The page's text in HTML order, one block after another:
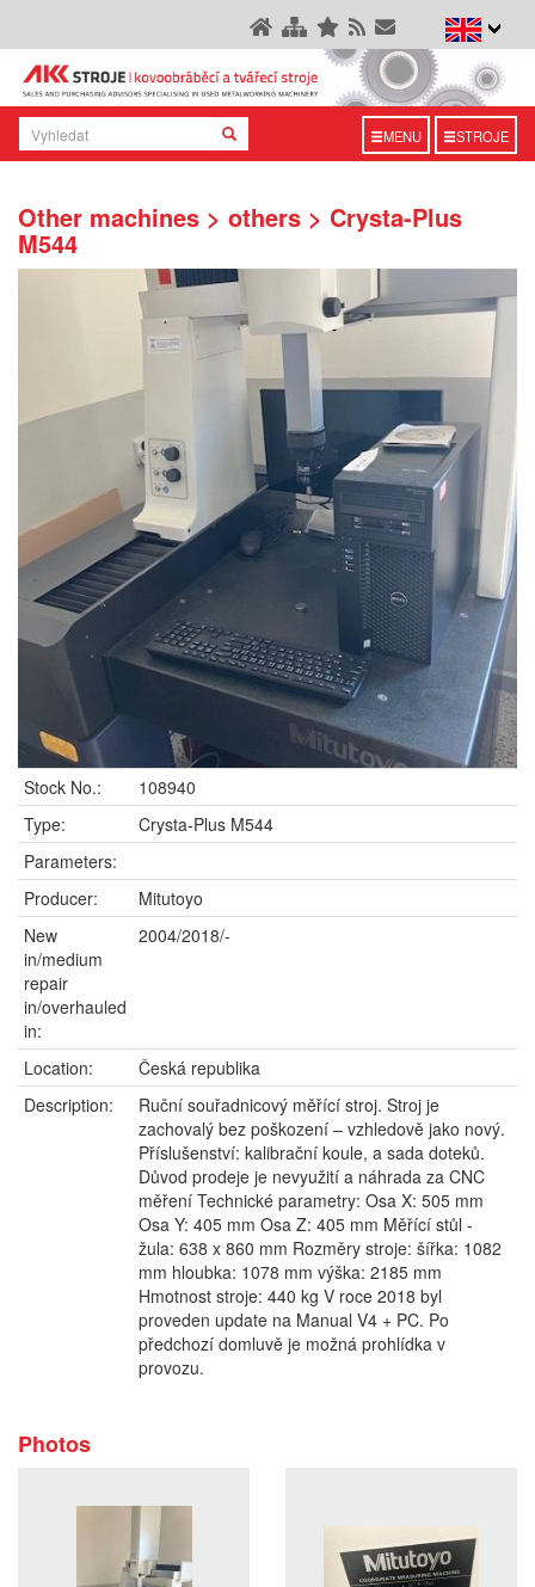
MENU STROJE
Other machines > others > Crysta-Plus
M544
Stock No.:
108940
Type:
Crysta-Plus M544
Parameters:
Producer:
Mitutoyo
New
in/medium
repair
in/overhauled
in:
2004/2018/-
Location:
Česká republika
Description:
Ruční souřadnicový měřící stroj. Stroj je
zachovalý bez poškození – vzhledově jako nový.
Příslušenství: kalibrační koule, a sada doteků.
Důvod prodeje je nevyužití a náhrada za CNC
měření Technické parametry: Osa X: 505 mm
Osa Y: 405 mm Osa Z: 405 mm Měřící stůl -
žula: 638 x 860 mm Rozměry stroje: šířka: 1082
mm hloubka: 1078 mm výška: 2185 mm
Hmotnost stroje: 440 kg V roce 2018 byl
proveden update na Manual V4 + PC. Po
předchozí domluvě je možná prohlídka v
provozu.
Photos